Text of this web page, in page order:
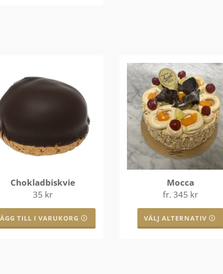
Chokladbiskvie
35 kr
TILL I VARUKORG
Mocca
fr. 345 kr
VÄLJ ALTERNATIV